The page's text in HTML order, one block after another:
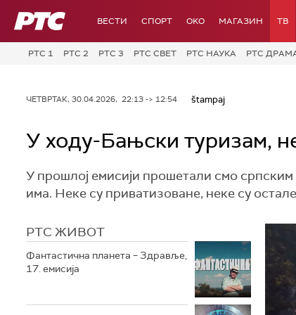
РТС ВЕСТИ СПОРТ OKO МАГАЗИН ТВ
РТС 1 РТС 2 РТС 3 РТС СВЕТ РТС НАУКА РТС
ЧЕТВРТАК, 30.04.2026, 22:13 -> 12:54 štampaj
У ходу-Бањски туризам,
У прошлој емисији прошетали смо
има. Неке су приватизоване, неке су
РТС ЖИВОТ
Фантастична планета – Здравље,
17. емисија